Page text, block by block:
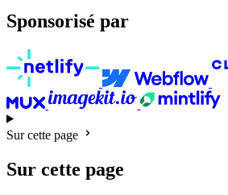
Sponsorisé par
Sur cette page
Sur cette page